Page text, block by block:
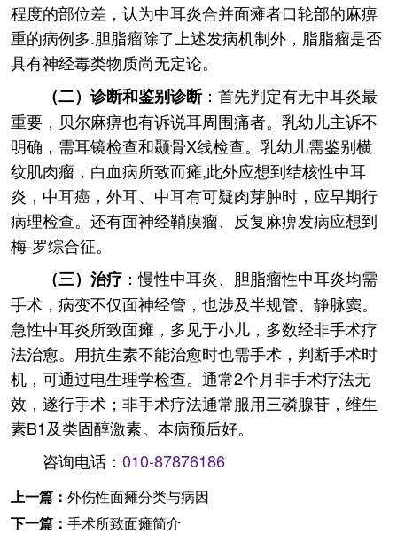
程度的部位差，认为中耳炎合并面瘫者口轮部的麻痹
重的病例多.胆脂瘤除了上述发病机制外，脂脂瘤是否
具有神经毒类物质尚无定论。
（二）诊断和鉴别诊断：首先判定有无中耳炎最
重要，贝尔麻痹也有诉说耳周围痛者。乳幼儿主诉不
明确，需耳镜检查和颞骨X线检查。乳幼儿需鉴别横
纹肌肉瘤，白血病所致而瘫,此外应想到结核性中耳
炎，中耳癌，外耳、中耳有可疑肉芽肿时，应早期行
病理检查。还有面神经鞘膜瘤、反复麻痹发病应想到
梅-罗综合征。
（三）治疗 ：慢性中耳炎、胆脂瘤性中耳炎均需
手术，病变不仅面神经管，也涉及半规管、静脉窦。
急性中耳炎所致面瘫，多见于小儿，多数经非手术疗
法治愈。用抗生素不能治愈时也需手术，判断手术时
机，可通过电生理学检查。通常2个月非手术疗法无
效，遂行手术；非手术疗法通常服用三磷腺苷，维生
素B1及类固醇激素。本病预后好。
咨询电话： 010-87876186
上一篇： 外伤性面瘫分类与病因
下一篇： 手术所致面瘫简介